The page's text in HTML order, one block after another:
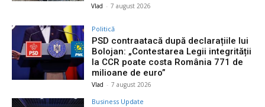
Vlad - 7 august 2026
Politică
PSD contraatacă după declarațiile lui
Bolojan: „Contestarea Legii integrității
la CCR poate costa România 771 de
milioane de euro”
Vlad - 7 august 2026
Business Update